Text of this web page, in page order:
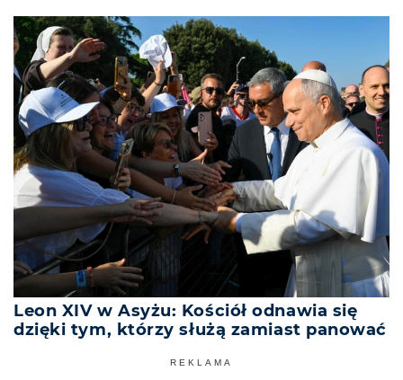
Leon XIV w Asyżu: Kościół odnawia się
dzięki tym, którzy służą zamiast panować
REKLAMA